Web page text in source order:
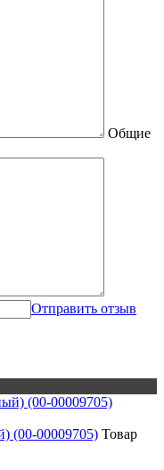
Общие
Отправить отзыв
(00-00009705) Товар